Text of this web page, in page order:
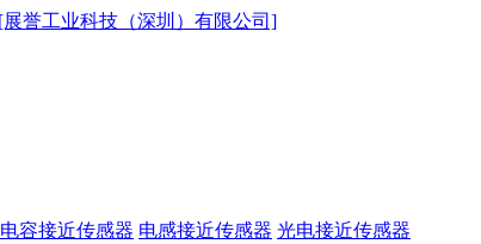
电容接近传感器 电感接近传感器 光电接近传感器